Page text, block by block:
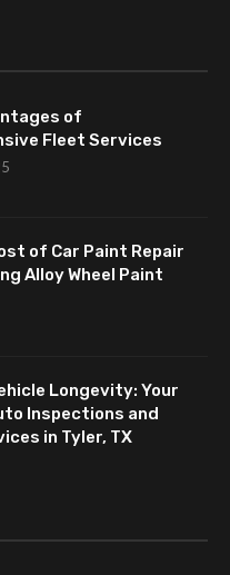
of
Fleet Services
of Car Paint Repair
Alloy Wheel Paint
Longevity: Your
Inspections and
in Tyler, TX